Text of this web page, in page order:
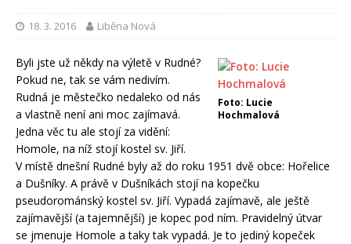
18. 3. 2016 Liběna Nová
Foto: Lucie
Hochmalová
Byli jste už někdy na výletě v Rudné?
Pokud ne, tak se vám nedivím.
Rudná je městečko nedaleko od nás
a vlastně není ani moc zajímavá.
Jedna věc tu ale stojí za vidění:
Homole, na níž stojí kostel sv. Jiří.
V místě dnešní Rudné byly až do roku 1951 dvě obce: Hořelice
a Dušníky. A právě v Dušníkách stojí na kopečku
pseudorománský kostel sv. Jiří. Vypadá zajímavě, ale ještě
zajímavější (a tajemnější) je kopec pod ním. Pravidelný útvar
se jmenuje Homole a taky tak vypadá. Je to jediný kopeček